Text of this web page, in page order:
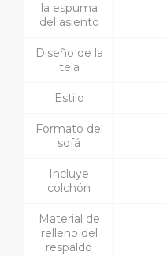
la espuma
del asiento
Diseño de la
tela
Estilo
Formato del
sofá
Incluye
colchón
Material de
relleno del
respaldo